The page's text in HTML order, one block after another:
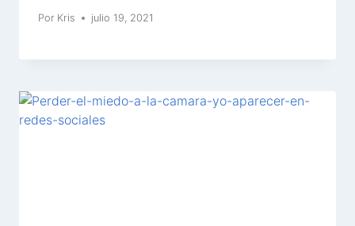
Por Kris julio 19, 2021